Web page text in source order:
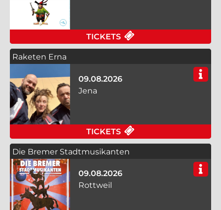
TICKETS
Raketen Erna
09.08.2026
Jena
TICKETS
Die Bremer Stadtmusikanten
09.08.2026
Rottweil